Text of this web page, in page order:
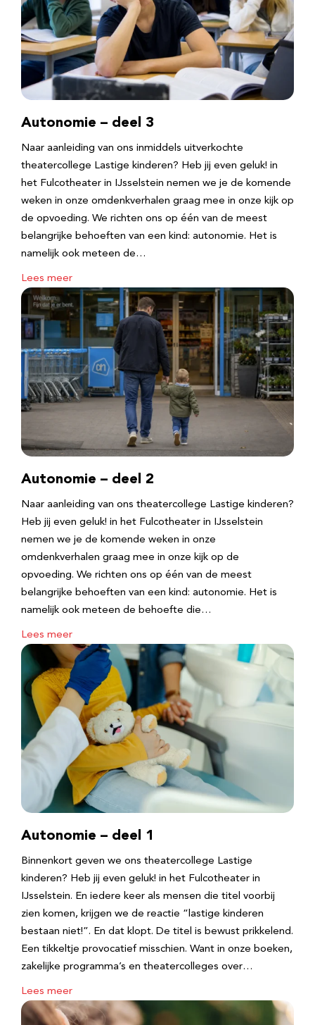
Autonomie – deel 3
Naar aanleiding van ons inmiddels uitverkochte
theatercollege Lastige kinderen? Heb jij even geluk! in
het Fulcotheater in IJsselstein nemen we je de komende
weken in onze omdenkverhalen graag mee in onze kijk op
de opvoeding. We richten ons op één van de meest
belangrijke behoeften van een kind: autonomie. Het is
namelijk ook meteen de…
Lees meer
Autonomie – deel 2
Naar aanleiding van ons theatercollege Lastige kinderen?
Heb jij even geluk! in het Fulcotheater in IJsselstein
nemen we je de komende weken in onze
omdenkverhalen graag mee in onze kijk op de
opvoeding. We richten ons op één van de meest
belangrijke behoeften van een kind: autonomie. Het is
namelijk ook meteen de behoefte die…
Lees meer
Autonomie – deel 1
Binnenkort geven we ons theatercollege Lastige
kinderen? Heb jij even geluk! in het Fulcotheater in
IJsselstein. En iedere keer als mensen die titel voorbij
zien komen, krijgen we de reactie “lastige kinderen
bestaan niet!”. En dat klopt. De titel is bewust prikkelend.
Een tikkeltje provocatief misschien. Want in onze boeken,
zakelijke programma’s en theatercolleges over…
Lees meer